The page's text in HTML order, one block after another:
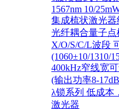
1567nm 10/
集成梳状激光器
光纤耦合量子点
X/O/S/C/L波段
(1060±10/1310/
400kHz窄线宽
(输出功率8-
λ锁系列 低成本
激光器